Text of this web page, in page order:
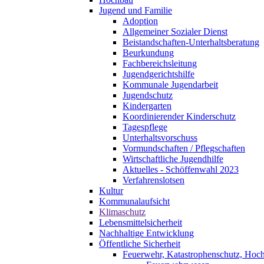
Jugend und Familie
Adoption
Allgemeiner Sozialer Dienst
Beistandschaften-Unterhaltsberatung
Beurkundung
Fachbereichsleitung
Jugendgerichtshilfe
Kommunale Jugendarbeit
Jugendschutz
Kindergarten
Koordinierender Kinderschutz
Tagespflege
Unterhaltsvorschuss
Vormundschaften / Pflegschaften
Wirtschaftliche Jugendhilfe
Aktuelles - Schöffenwahl 2023
Verfahrenslotsen
Kultur
Kommunalaufsicht
Klimaschutz
Lebensmittelsicherheit
Nachhaltige Entwicklung
Öffentliche Sicherheit
Feuerwehr, Katastrophenschutz,